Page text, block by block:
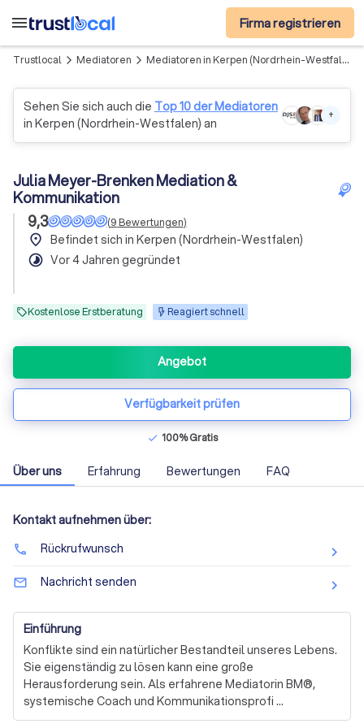
menu Firma registrieren
Trustlocal arrow_forward_ios Mediatoren arrow_forward_ios Mediatoren in Kerpen (Nordrhein-Westfalen)
Sehen Sie sich auch die Top 10 der Mediatoren
in Kerpen (Nordrhein-Westfalen) an
+
Julia Meyer-Brenken Mediation &
Kommunikation
9,3
(9Bewertungen)
place Befindet sich in Kerpen (Nordrhein-Westfalen)
timelapse Vor 4 Jahren gegründet
Kostenlose Erstberatung Reagiert schnell
Angebot
Verfügbarkeit prüfen
check 100% Gratis
Über uns Erfahrung Bewertungen FAQ
Kontakt aufnehmen über:
phone Rückrufwunsch
mail_outline Nachricht senden
Einführung
Konflikte sind ein natürlicher Bestandteil unseres Lebens.
Sie eigenständig zu lösen kann eine große
Herausforderung sein. Als erfahrene Mediatorin BM®,
systemische Coach und Kommunikationsprofi
unterstütze ich Privatpersonen, Unternehmen und Teams